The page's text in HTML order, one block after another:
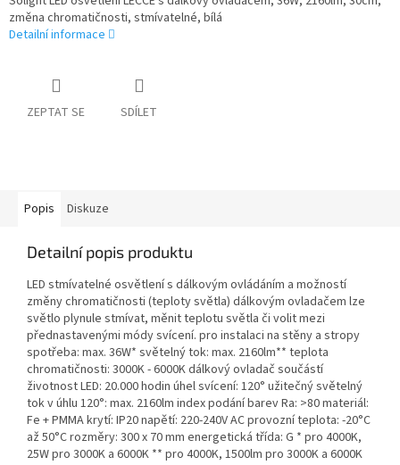
změna chromatičnosti, stmívatelné, bílá
Detailní informace
ZEPTAT SE SDÍLET
Popis Diskuze
Detailní popis produktu
LED stmívatelné osvětlení s dálkovým ovládáním a možností
změny chromatičnosti (teploty světla) dálkovým ovladačem lze
světlo plynule stmívat, měnit teplotu světla či volit mezi
přednastavenými módy svícení. pro instalaci na stěny a stropy
spotřeba: max. 36W* světelný tok: max. 2160lm** teplota
chromatičnosti: 3000K - 6000K dálkový ovladač součástí
životnost LED: 20.000 hodin úhel svícení: 120° užitečný světelný
tok v úhlu 120°: max. 2160lm index podání barev Ra: >80 materiál:
Fe + PMMA krytí: IP20 napětí: 220-240V AC provozní teplota: -20°C
až 50°C rozměry: 300 x 70 mm energetická třída: G * pro 4000K,
25W pro 3000K a 6000K ** pro 4000K, 1500lm pro 3000K a 6000K